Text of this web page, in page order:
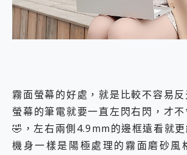
霧面螢幕的好處，就是比較不容易
螢幕的筆電就要一直左閃右閃，才
🤣，左右兩側4.9mm的邊框遠看就
機身一樣是陽極處理的霧面磨砂風